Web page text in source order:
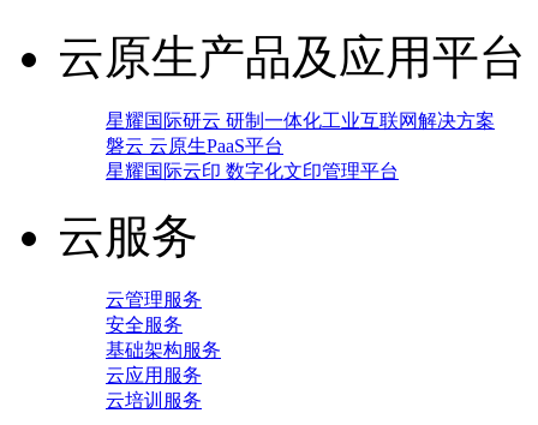
云原生产品及应用平台
星耀国际研云 研制一体化工业互联网解决方案
磐云 云原生PaaS平台
星耀国际云印 数字化文印管理平台
云服务
云管理服务
安全服务
基础架构服务
云应用服务
云培训服务